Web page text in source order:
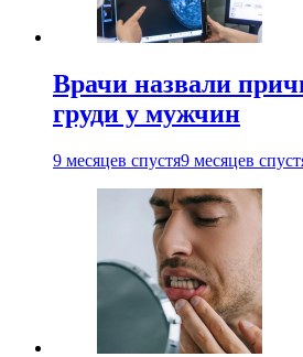
Врачи назвали
груди у мужчин
9 месяцев спустя9 месяцев